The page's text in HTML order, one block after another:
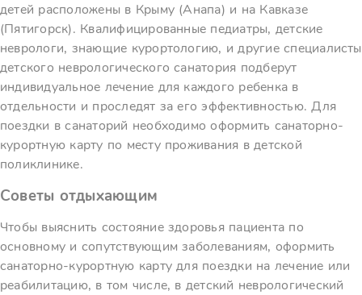
детей расположены в Крыму (Анапа) и на Кавказе
(Пятигорск). Квалифицированные педиатры, детские
неврологи, знающие курортологию, и другие специалисты
детского неврологического санатория подберут
индивидуальное лечение для каждого ребенка в
отдельности и проследят за его эффективностью. Для
поездки в санаторий необходимо оформить санаторно-
курортную карту по месту проживания в детской
поликлинике.
Советы отдыхающим
Чтобы выяснить состояние здоровья пациента по
основному и сопутствующим заболеваниям, оформить
санаторно-курортную карту для поездки на лечение или
реабилитацию, в том числе, в детский неврологический